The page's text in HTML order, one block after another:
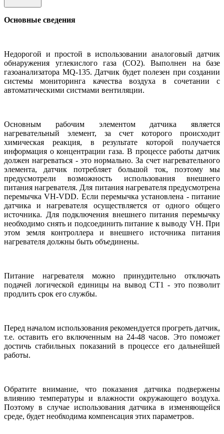
Основные сведения
Недорогой и простой в использовании аналоговый датчик
обнаружения углекислого газа (CO2). Выполнен на базе
газоанализатора MQ-135. Датчик будет полезен при создании
системы мониторинга качества воздуха в сочетании с
автоматическими систмами вентиляции.
Основным рабочим элементом датчика является
нагревательный элемент, за счет которого происходит
химическая реакция, в результате которой получается
информация о концентрации газа. В процессе работы датчик
должен нагреваться - это нормально. За счет нагревательного
элемента, датчик потребляет большой ток, поэтому мы
предусмотрели возможность использования внешнего
питания нагревателя. Для питания нагревателя предусмотрена
перемычка VH-VDD. Если перемычка установлена - питание
датчика и нагревателя осуществляется от одного общего
источника. Для подключения внешнего питания перемычку
необходимо снять и подсоединить питание к выводу VH. При
этом земля контроллера и внешнего источника питания
нагревателя должны быть объединены.
Питание нагревателя можно принудительно отключать
подачей логической единицы на вывод CT1 - это позволит
продлить срок его службы.
Перед началом использования рекомендуется прогреть датчик,
т.е. оставить его включенным на 24-48 часов. Это поможет
достичь стабильных показаний в процессе его дальнейшей
работы.
Обратите внимание, что показания датчика подвержены
влиянию температуры и влажности окружающего воздуха.
Поэтому в случае использования датчика в изменяющейся
среде, будет необходима компенсация этих параметров.